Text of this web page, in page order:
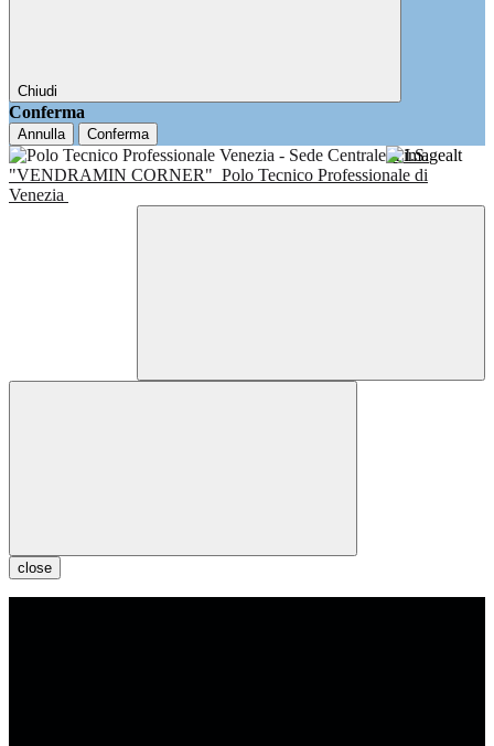
Chiudi
Conferma
Annulla Conferma
I.I.S.
"VENDRAMIN CORNER" Polo Tecnico Professionale di
Venezia
close